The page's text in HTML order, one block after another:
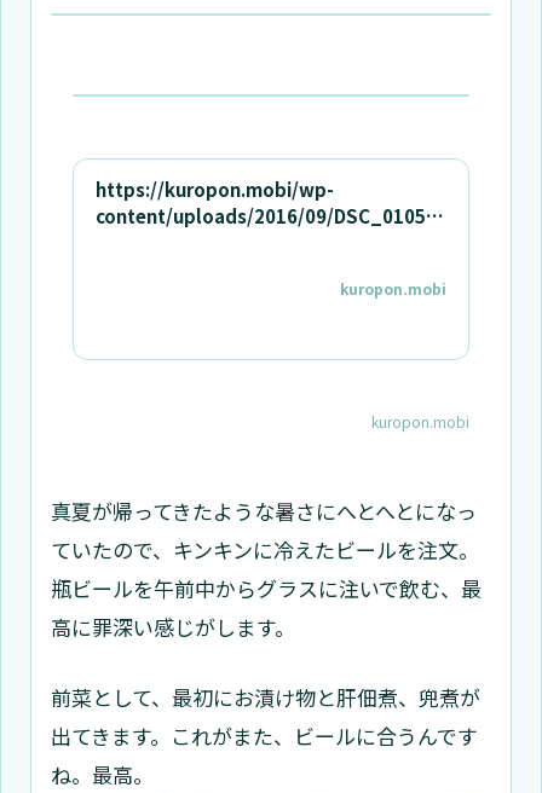
https://kuropon.mobi/wp-
content/uploads/2016/09/DSC_0105.j
kuropon.mobi
kuropon.mobi
真夏が帰ってきたような暑さにへとへとになっ
ていたので、キンキンに冷えたビールを注文。
瓶ビールを午前中からグラスに注いで飲む、最
高に罪深い感じがします。
前菜として、最初にお漬け物と肝佃煮、兜煮が
出てきます。これがまた、ビールに合うんです
ね。最高。